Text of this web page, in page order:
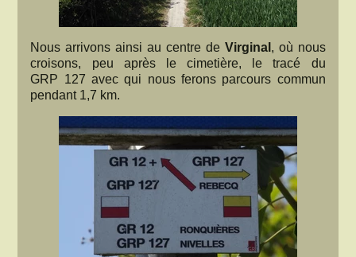
Nous arrivons ainsi au centre de Virginal , où nous
croisons, peu après le cimetière, le tracé du
GRP 127 avec qui nous ferons parcours commun
pendant 1,7 km.